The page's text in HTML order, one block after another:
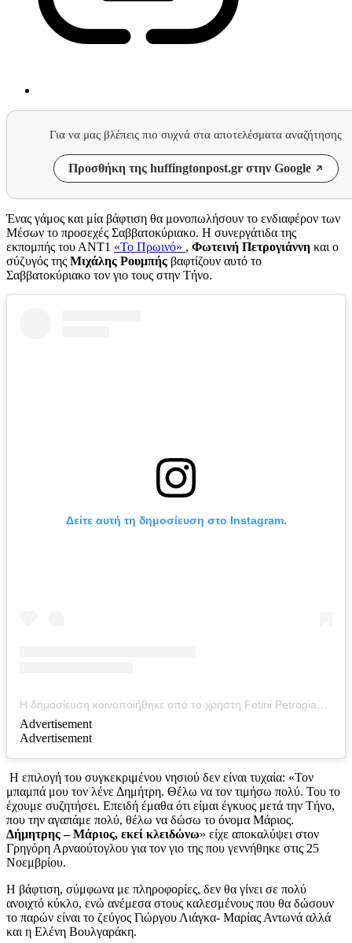
Για να μας βλέπεις πιο συχνά στα αποτελέσματα αναζήτησης
Προσθήκη της huffingtonpost.gr στην Google
Ένας γάμος και μία βάφτιση θα μονοπωλήσουν το ενδιαφέρον των
Μέσων το προσεχές Σαββατοκύριακο. Η συνεργάτιδα της
εκπομπής του ΑΝΤ1 «Το Πρωινό» , Φωτεινή Πετρογιάννη και ο
σύζυγός της Μιχάλης Ρουμπής βαφτίζουν αυτό το
Σαββατοκύριακο τον γιο τους στην Τήνο.
Δείτε αυτή τη δημοσίευση στο Instagram.
Advertisement
Advertisement
Η επιλογή του συγκεκριμένου νησιού δεν είναι τυχαία: «Τον
μπαμπά μου τον λένε Δημήτρη. Θέλω να τον τιμήσω πολύ. Του το
έχουμε συζητήσει. Επειδή έμαθα ότι είμαι έγκυος μετά την Τήνο,
που την αγαπάμε πολύ, θέλω να δώσω το όνομα Μάριος.
Δήμητρης – Μάριος, εκεί κλειδώνω» είχε αποκαλύψει στον
Γρηγόρη Αρναούτογλου για τον γιο της που γεννήθηκε στις 25
Νοεμβρίου.
Η βάφτιση, σύμφωνα με πληροφορίες, δεν θα γίνει σε πολύ
ανοιχτό κύκλο, ενώ ανέμεσα στους καλεσμένους που θα δώσουν
το παρών είναι το ζεύγος Γιώργου Λιάγκα- Μαρίας Αντωνά αλλά
και η Ελένη Βουλγαράκη.